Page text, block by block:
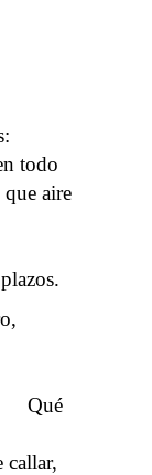
todo